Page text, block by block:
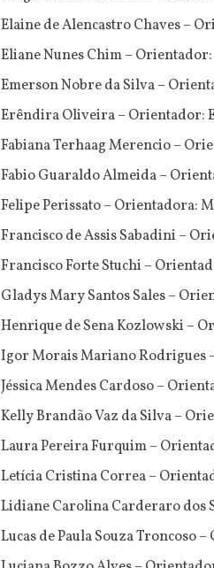
Elaine de Alencastro Chaves –
Eliane Nunes Chim –
Emerson Nobre da Silva –
Erêndira Oliveira – Orientador:
Fabiana Terhaag Merencio –
Fabio Guaraldo Almeida –
Felipe Perissato – Orientadora:
Francisco de Assis Sabadini –
Francisco Forte Stuchi –
Gladys Mary Santos Sales –
Henrique de Sena Kozlowski –
Igor Morais Mariano Rodrigues
Jéssica Mendes Cardoso –
Kelly Brandão Vaz da Silva –
Laura Pereira Furquim –
Letícia Cristina Correa –
Lidiane Carolina Carderaro dos
Lucas de Paula Souza Troncoso